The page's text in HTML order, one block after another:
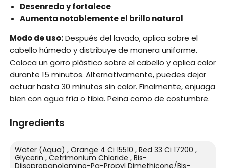
Desenreda y fortalece
Aumenta notablemente el brillo natural
Modo de uso:Después del lavado, aplica sobre el
cabello húmedo y distribuye de manera uniforme.
Coloca un gorro plástico sobre el cabello y aplica calor
durante 15 minutos. Alternativamente, puedes dejar
actuar hasta 30 minutos sin calor. Finalmente, enjuaga
bien con agua fría o tibia. Peina como de costumbre.
Ingredients
Water (Aqua) , Orange 4 Ci 15510 , Red 33 Ci 17200 ,
Glycerin , Cetrimonium Chloride , Bis-
Diisopropanolamino-Pg-Propyl Dimethicone/Bis-